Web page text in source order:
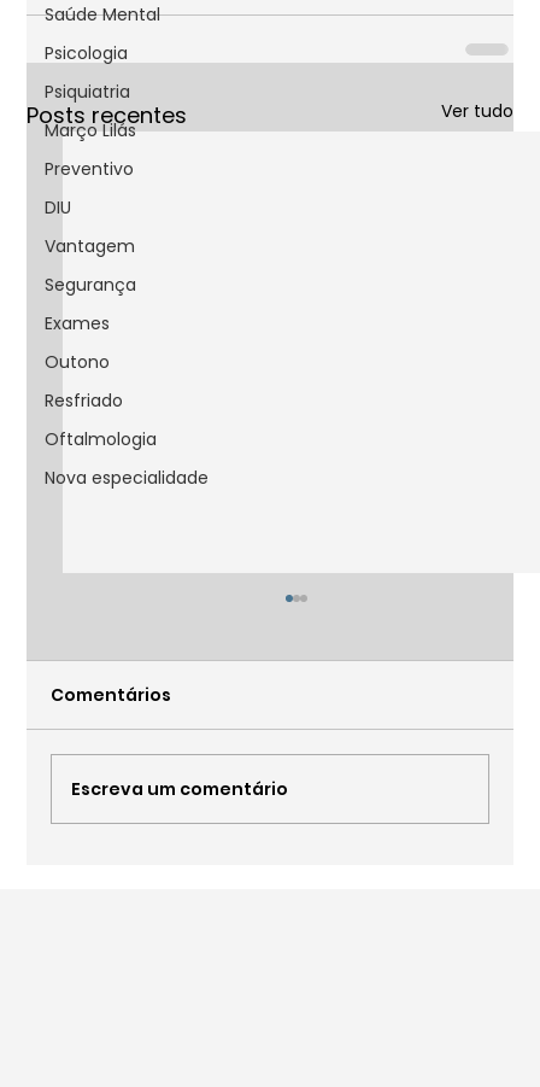
Saúde Mental
Psicologia
Psiquiatria
Março Lilás
Preventivo
DIU
Vantagem
Segurança
Exames
Outono
Resfriado
Oftalmologia
Nova especialidade
Posts recentes Ver tudo
Comentários
Escreva um comentário